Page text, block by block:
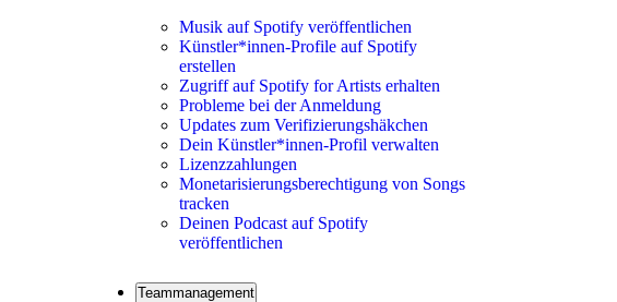
Musik auf Spotify veröffentlichen
Künstler*innen-Profile auf Spotify
erstellen
Zugriff auf Spotify for Artists erhalten
Probleme bei der Anmeldung
Updates zum Verifizierungshäkchen
Dein Künstler*innen-Profil verwalten
Lizenzzahlungen
Monetarisierungsberechtigung von Songs
tracken
Deinen Podcast auf Spotify
veröffentlichen
Teammanagement